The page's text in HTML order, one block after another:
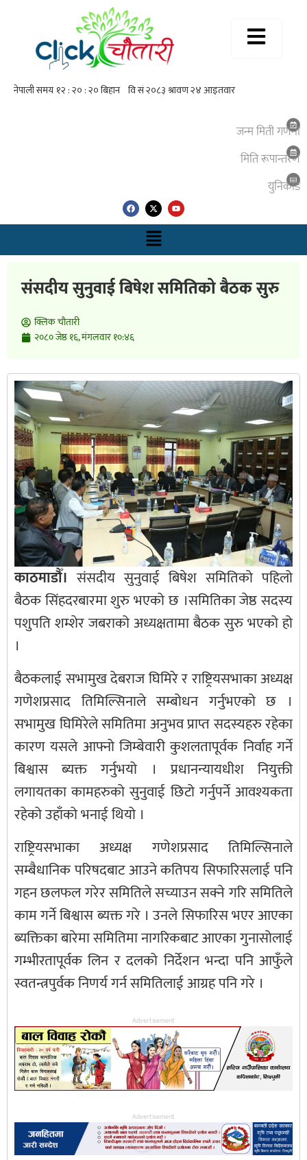
जन्म मिती गणना
मिति रूपान्तरण
युनिकाेड
संसदीय सुनुवाई बिषेश समितिको बैठक सुरु
क्लिक चाैतारी
२०८० जेष्ठ १६, मंगलवार १०:४६
काठमाडौँ। संसदीय सुनुवाई बिषेश समितिको पहिलो
बैठक सिंहदरबारमा शुरु भएको छ ।समितिका जेष्ठ सदस्य
पशुपति शम्शेर जबराको अध्यक्षतामा बैठक सुरु भएको हो
।
बैठकलाई सभामुख देबराज घिमिरे र राष्ट्रियसभाका अध्यक्ष
गणेशप्रसाद तिमिल्सिनाले सम्बोधन गर्नुभएको छ ।
सभामुख घिमिरेले समितिमा अनुभव प्राप्त सदस्यहरु रहेका
कारण यसले आफ्नो जिम्बेवारी कुशलतापूर्वक निर्वाह गर्ने
बिश्वास ब्यक्त गर्नुभयो । प्रधानन्यायधीश नियुक्ती
लगायतका कामहरुको सुनुवाई छिटो गर्नुपर्ने आवश्यकता
रहेको उहाँको भनाई थियो ।
राष्ट्रियसभाका अध्यक्ष गणेशप्रसाद तिमिल्सिनाले
सम्बैधानिक परिषदबाट आउने कतिपय सिफारिसलाई पनि
गहन छलफल गरेर समितिले सच्याउन सक्ने गरि समितिले
काम गर्ने बिश्वास ब्यक्त गरे । उनले सिफारिस भएर आएका
ब्यक्तिका बारेमा समितिमा नागरिकबाट आएका गुनासोलाई
गम्भीरतापूर्वक लिन र दलको निर्देशन भन्दा पनि आफुँले
स्वतन्त्रपुर्वक निणर्य गर्न समितिलाई आग्रह पनि गरे ।
Advertisement
Advertisement